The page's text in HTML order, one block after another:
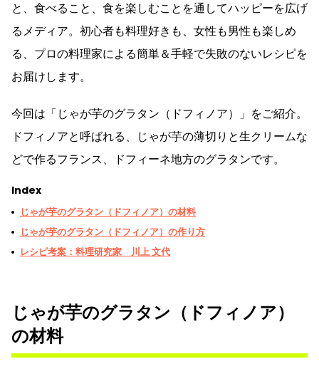
と、食べること、食を楽しむことを通してハッピーを広げ
るメディア。初心者も料理好きも、女性も男性も楽しめ
る、プロの料理家による簡単＆手軽で失敗のないレシピを
お届けします。
今回は「じゃが芋のグラタン（ドフィノア）」をご紹介。
ドフィノアと呼ばれる、じゃが芋の薄切りと生クリームな
どで作るフランス、ドフィーネ地方のグラタンです。
Index
じゃが芋のグラタン（ドフィノア）の材料
じゃが芋のグラタン（ドフィノア）の作り方
レシピ考案：料理研究家 川上 文代
じゃが芋のグラタン（ドフィノア）
の材料